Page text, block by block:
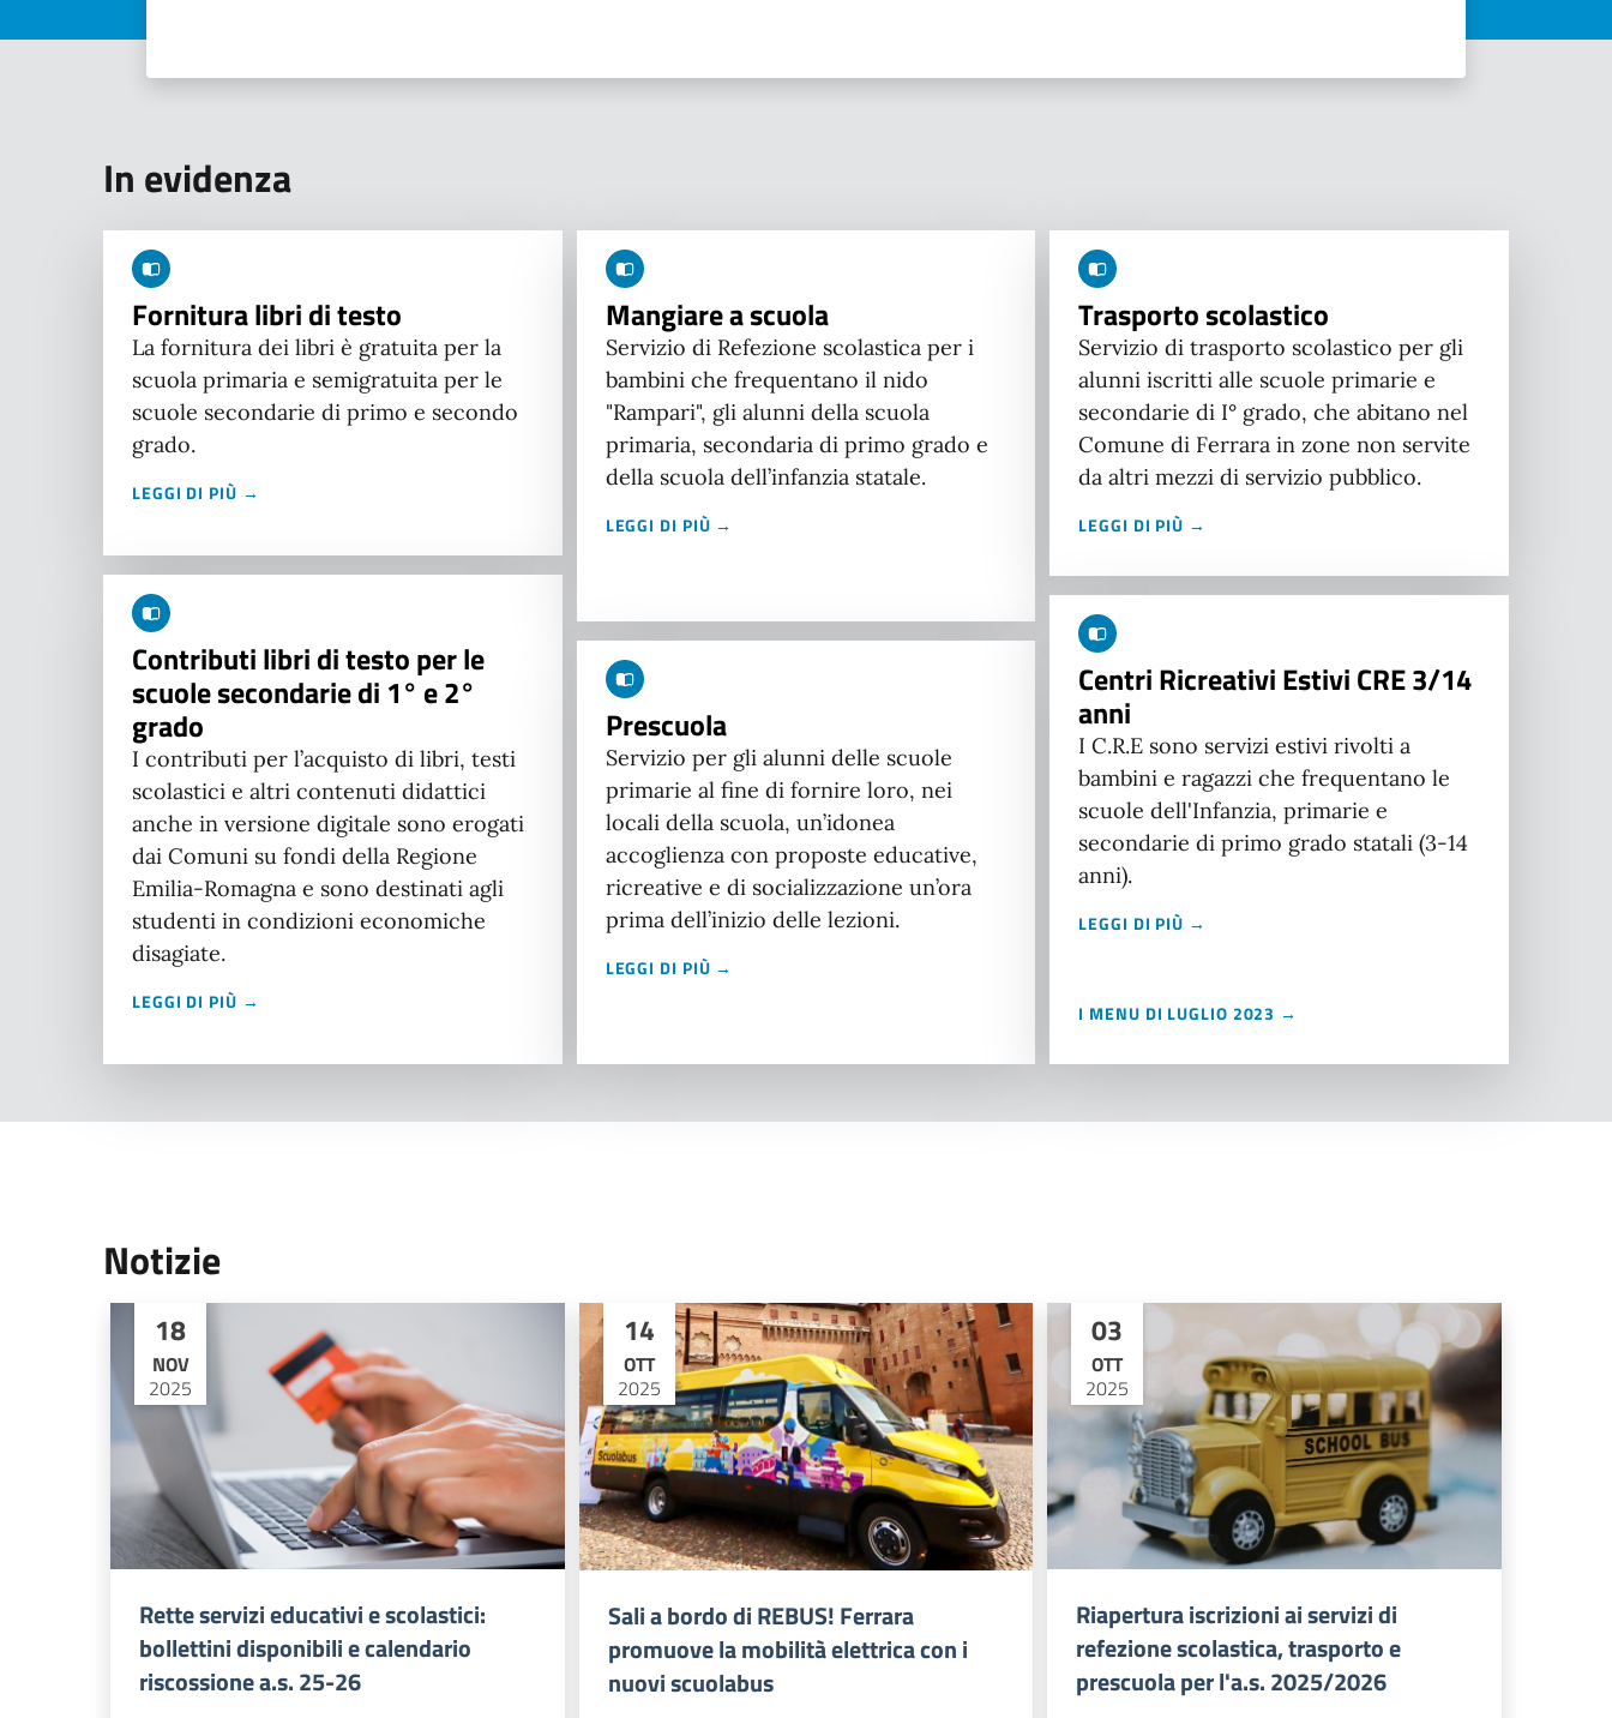
In evidenza
Fornitura libri di testo
La fornitura dei libri è gratuita per la
scuola primaria e semigratuita per le
scuole secondarie di primo e secondo
grado.
LEGGI DI PIÙ →
Contributi libri di testo per le
scuole secondarie di 1° e 2°
grado
I contributi per l’acquisto di libri, testi
scolastici e altri contenuti didattici
anche in versione digitale sono erogati
dai Comuni su fondi della Regione
Emilia-Romagna e sono destinati agli
studenti in condizioni economiche
disagiate.
LEGGI DI PIÙ →
Mangiare a scuola
Servizio di Refezione scolastica per i
bambini che frequentano il nido
"Rampari", gli alunni della scuola
primaria, secondaria di primo grado e
della scuola dell’infanzia statale.
LEGGI DI PIÙ →
Prescuola
Servizio per gli alunni delle scuole
primarie al fine di fornire loro, nei
locali della scuola, un’idonea
accoglienza con proposte educative,
ricreative e di socializzazione un’ora
prima dell’inizio delle lezioni.
LEGGI DI PIÙ →
Trasporto scolastico
Servizio di trasporto scolastico per gli
alunni iscritti alle scuole primarie e
secondarie di I° grado, che abitano nel
Comune di Ferrara in zone non servite
da altri mezzi di servizio pubblico.
LEGGI DI PIÙ →
Centri Ricreativi Estivi CRE 3/14
anni
I C.R.E sono servizi estivi rivolti a
bambini e ragazzi che frequentano le
scuole dell'Infanzia, primarie e
secondarie di primo grado statali (3-14
anni).
LEGGI DI PIÙ →
I MENU DI LUGLIO 2023 →
Notizie
18
NOV
2025
Rette servizi educativi e scolastici:
bollettini disponibili e calendario
riscossione a.s. 25-26
14
OTT
2025
Sali a bordo di REBUS! Ferrara
promuove la mobilità elettrica con i
nuovi scuolabus
03
OTT
2025
Riapertura iscrizioni ai servizi di
refezione scolastica, trasporto e
prescuola per l'a.s. 2025/2026